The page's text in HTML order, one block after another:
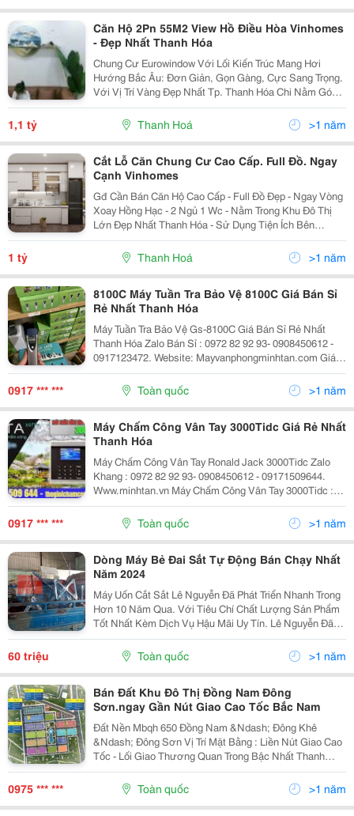
Căn Hộ 2Pn 55M2 View Hồ Điều Hòa Vinhomes
- Đẹp Nhất Thanh Hóa
Chung Cư Eurowindow Với Lối Kiến Trúc Mang Hơi
Hướng Bắc Âu: Đơn Giản, Gọn Gàng, Cực Sang Trọng.
Với Vị Trí Vàng Đẹp Nhất Tp. Thanh Hóa Chi Nằm Góc
Ngã Tư Giữa Đại Lộ Hùng Vương Và Đại Lộ Nguyễn
Hoàng (Vòng Xoay Hồng Hạc - Đối Diện Siêu Thị Big C).
1,1 tỷ Thanh Hoá >1 năm
Cắt Lỗ Căn Chung Cư Cao Cấp. Full Đồ. Ngay
Cạnh Vinhomes
Gđ Cần Bán Căn Hộ Cao Cấp - Full Đồ Đẹp - Ngay Vòng
Xoay Hồng Hạc - 2 Ngủ 1 Wc - Nằm Trong Khu Đô Thị
Lớn Đẹp Nhất Thanh Hóa - Sử Dụng Tiện Ích Bên
Vinhomes - Căn Hộ Giới Hạn Chỉ 195 Căn - View Nhìn
1 tỷ Thanh Hoá >1 năm
8100C Máy Tuần Tra Bảo Vệ 8100C Giá Bán Sỉ
Rẻ Nhất Thanh Hóa
Máy Tuần Tra Bảo Vệ Gs-8100C Giá Bán Sỉ Rẻ Nhất
Thanh Hóa Zalo Bán Sỉ : 0972 82 92 93- 0908450612 -
0917123472. Website: Mayvanphongminhtan.com Giá
Sỉ Toàn Quốc : Quận Gò Vấp - Tp.hcm - Thanh Hóa Máy
Tuần Tra Bảo Vệ Gs8100C, Gs6000C, Gs6100C,...
0917 *** *** Toàn quốc >1 năm
Máy Chấm Công Vân Tay 3000Tidc Giá Rẻ Nhất
Thanh Hóa
Máy Chấm Công Vân Tay Ronald Jack 3000Tidc Zalo
Khang : 0972 82 92 93- 0908450612 - 09171509644.
Www.minhtan.vn Máy Chấm Công Vân Tay 3000Tidc :
4.200 Vân Tay + 30.000 Thẻ + Mã Số Máy Chấm Công
Vân Tay 3000Tidc : Có Bộ Nhớ Lên Đến 100.000 Lần...
0917 *** *** Toàn quốc >1 năm
Dòng Máy Bẻ Đai Sắt Tự Động Bán Chạy Nhất
Năm 2024
Máy Uốn Cắt Sắt Lê Nguyễn Đã Phát Triển Nhanh Trong
Hơn 10 Năm Qua. Với Tiêu Chí Chất Lượng Sản Phẩm
Tốt Nhất Kèm Dịch Vụ Hậu Mãi Uy Tín. Lê Nguyễn Đã
Gây Được Lòng Tin Cho Quý Khách Hàng Của Mình.
Tuần Qua Đã Có Một Khách Hàng Từ Thanh Hóa Vào
60 triệu Toàn quốc >1 năm
Bán Đất Khu Đô Thị Đồng Nam Đông
Sơn.ngay Gần Nút Giao Cao Tốc Bắc Nam
Đất Nền Mbqh 650 Đồng Nam &Ndash; Đông Khê
&Ndash; Đông Sơn Vị Trí Mặt Bằng : Liền Nút Giao Cao
Tốc - Lối Giao Thương Quan Trong Bậc Nhất Thanh
Hóa. Chỉ Vài Trăm Mét Là Tới Trục Đường Ủy Ban,
Trường Học, Công Ty May, Cụm Công Nghiệp.... Thanh
Khoản...
0975 *** *** Toàn quốc >1 năm